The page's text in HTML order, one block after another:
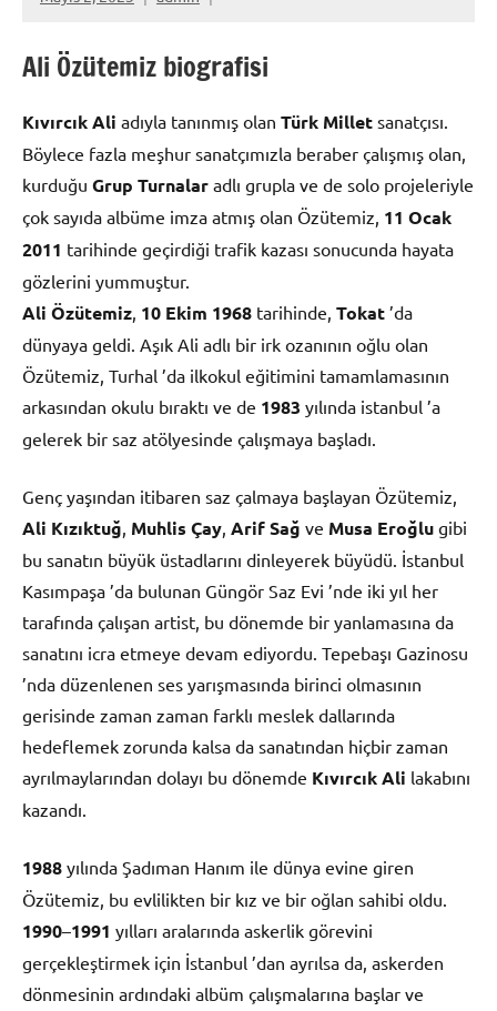
Ali Özütemiz biografisi
Kıvırcık Ali adıyla tanınmış olan Türk Millet sanatçısı.
Böylece fazla meşhur sanatçımızla beraber çalışmış olan,
kurduğu Grup Turnalar adlı grupla ve de solo projeleriyle
çok sayıda albüme imza atmış olan Özütemiz, 11 Ocak
2011 tarihinde geçirdiği trafik kazası sonucunda hayata
gözlerini yummuştur.
Ali Özütemiz 10 Ekim 1968 tarihinde, Tokat ’da
dünyaya geldi. Aşık Ali adlı bir irk ozanının oğlu olan
Özütemiz, Turhal ’da ilkokul eğitimini tamamlamasının
arkasından okulu bıraktı ve de 1983 yılında istanbul ’a
gelerek bir saz atölyesinde çalışmaya başladı.
Genç yaşından itibaren saz çalmaya başlayan Özütemiz,
Ali Kızıktuğ Muhlis Çay Arif Sağ ve Musa Eroğlu gibi
bu sanatın büyük üstadlarını dinleyerek büyüdü. İstanbul
Kasımpaşa ’da bulunan Güngör Saz Evi ’nde iki yıl her
tarafında çalışan artist, bu dönemde bir yanlamasına da
sanatını icra etmeye devam ediyordu. Tepebaşı Gazinosu
’nda düzenlenen ses yarışmasında birinci olmasının
gerisinde zaman zaman farklı meslek dallarında
hedeflemek zorunda kalsa da sanatından hiçbir zaman
ayrılmaylarından dolayı bu dönemde Kıvırcık Ali lakabını
kazandı.
1988 yılında Şadıman Hanım ile dünya evine giren
Özütemiz, bu evlilikten bir kız ve bir oğlan sahibi oldu.
1990–1991 yılları aralarında askerlik görevini
gerçekleştirmek için İstanbul ’dan ayrılsa da, askerden
dönmesinin ardındaki albüm çalışmalarına başlar ve